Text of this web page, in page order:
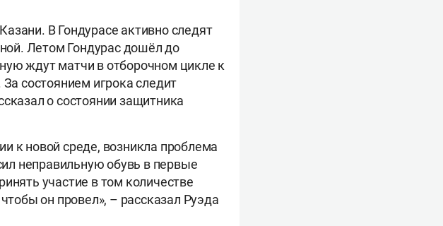
В Гондурасе активно следят
Летом Гондурас дошёл до
ждут матчи в отборочном цикле к
состоянием игрока следит
о состоянии защитника
к новой среде, возникла проблема
неправильную обувь в первые
участие в том количестве
он провел», – рассказал Руэда